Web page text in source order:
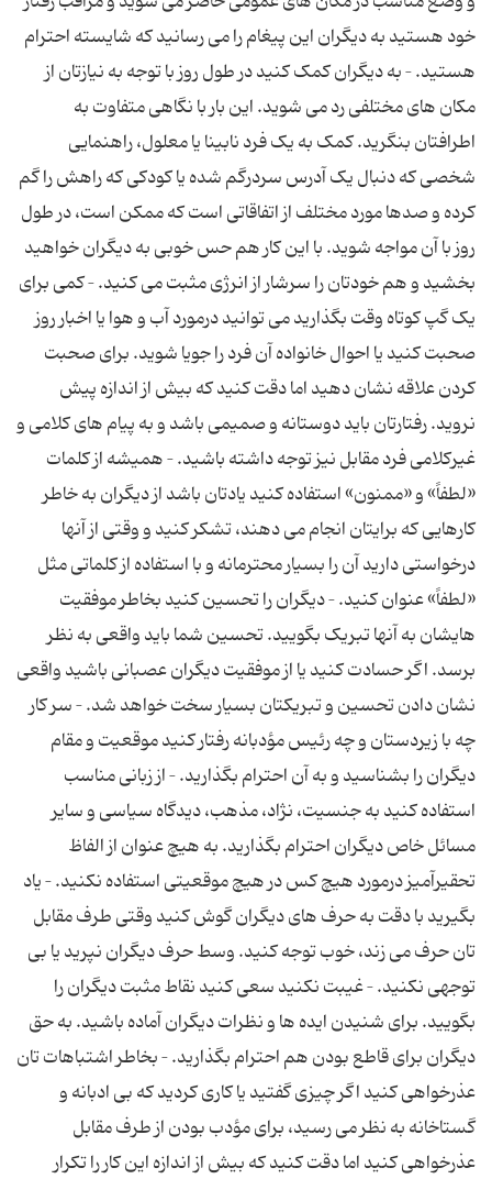
خود هستید به دیگران این پیغام را می رسانید که شایسته احترام
هستید. – به دیگران کمک کنید در طول روز با توجه به نیازتان از
مکان های مختلفی رد می شوید. این بار با نگاهی متفاوت به
اطرافتان بنگرید. کمک به یک فرد نابینا یا معلول، راهنمایی
شخصی که دنبال یک آدرس سردرگم شده یا کودکی که راهش را گم
کرده و صدها مورد مختلف از اتفاقاتی است که ممکن است، در طول
روز با آن مواجه شوید. با این کار هم حس خوبی به دیگران خواهید
بخشید و هم خودتان را سرشار از انرژی مثبت می کنید. – کمی برای
یک گپ کوتاه وقت بگذارید می توانید درمورد آب و هوا یا اخبار روز
صحبت کنید یا احوال خانواده آن فرد را جویا شوید. برای صحبت
کردن علاقه نشان دهید اما دقت کنید که بیش از اندازه پیش
نروید. رفتارتان باید دوستانه و صمیمی باشد و به پیام های کلامی و
غیرکلامی فرد مقابل نیز توجه داشته باشید. – همیشه از کلمات
«لطفاً» و «ممنون» استفاده کنید یادتان باشد از دیگران به خاطر
کارهایی که برایتان انجام می دهند، تشکر کنید و وقتی از آنها
درخواستی دارید آن را بسیار محترمانه و با استفاده از کلماتی مثل
«لطفاً» عنوان کنید. – دیگران را تحسین کنید بخاطر موفقیت
هایشان به آنها تبریک بگویید. تحسین شما باید واقعی به نظر
برسد. اگر حسادت کنید یا از موفقیت دیگران عصبانی باشید واقعی
نشان دادن تحسین و تبریکتان بسیار سخت خواهد شد. – سر کار
چه با زیردستان و چه رئیس مؤدبانه رفتار کنید موقعیت و مقام
دیگران را بشناسید و به آن احترام بگذارید. – از زبانی مناسب
استفاده کنید به جنسیت، نژاد، مذهب، دیدگاه سیاسی و سایر
مسائل خاص دیگران احترام بگذارید. به هیچ عنوان از الفاظ
تحقیرآمیز درمورد هیچ کس در هیچ موقعیتی استفاده نکنید. – یاد
بگیرید با دقت به حرف های دیگران گوش کنید وقتی طرف مقابل
تان حرف می زند، خوب توجه کنید. وسط حرف دیگران نپرید یا بی
توجهی نکنید. – غیبت نکنید سعی کنید نقاط مثبت دیگران را
بگویید. برای شنیدن ایده ها و نظرات دیگران آماده باشید. به حق
دیگران برای قاطع بودن هم احترام بگذارید. – بخاطر اشتباهات تان
عذرخواهی کنید اگر چیزی گفتید یا کاری کردید که بی ادبانه و
گستاخانه به نظر می رسید، برای مؤدب بودن از طرف مقابل
عذرخواهی کنید اما دقت کنید که بیش از اندازه این کار را تکرار